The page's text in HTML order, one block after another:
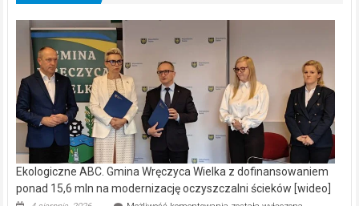
Ekologiczne ABC. Gmina Wręczyca Wielka z dofinansowaniem
ponad 15,6 mln na modernizację oczyszczalni ścieków [wideo]